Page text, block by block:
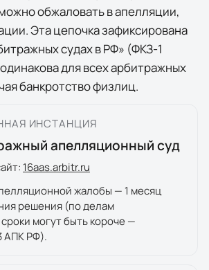
обжаловать в апелляции,
Эта цепочка зафиксирована
судах в РФ» (ФКЗ-1
для всех арбитражных
банкротство физлиц.
ИНСТАНЦИЯ
апелляционный суд
16aas.arbitr.ru
жалобы — 1 месяц
решения (по делам
могут быть короче —
АПК РФ).